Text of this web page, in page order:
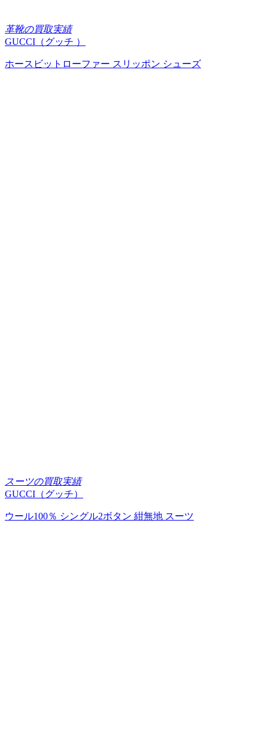
革靴の買取実績
GUCCI（グッチ ）
ホースビットローファー スリッポン シューズ
スーツの買取実績
GUCCI（グッチ）
ウール100％ シングル2ボタン 紺無地 スーツ